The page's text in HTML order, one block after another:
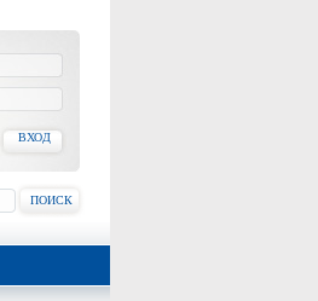
ВХОД
ПОИСК